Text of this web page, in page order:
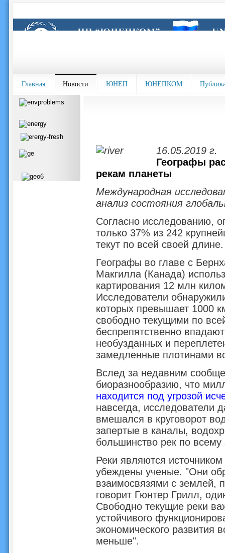
Главная Новости ЮНЕП ЮНЕПКОМ
16.05.2019 г.
Географы
рекам планеты
Международная
анализ состояния
Согласно исследованию,
только 37% из 242
текут по всей своей длине.
Географы во главе с
Макгилла (Канада)
картирования 12 млн
Исследователи
которых превышает 1000
свободно текущими по
беспрепятственно
необузданных и
замедленные плотинами
Вслед за недавним
биоразнообразию, что
находится под угрозой
навсегда, исследователи
вмешался в круговорот
запертые в каналы,
большинство рек по
Реки являются
убеждены ученые. "Они
взаимосвязями с землей,
говорит Гюнтер Грилл,
Свободно текущие реки
устойчивого
экономического развития
меньше".